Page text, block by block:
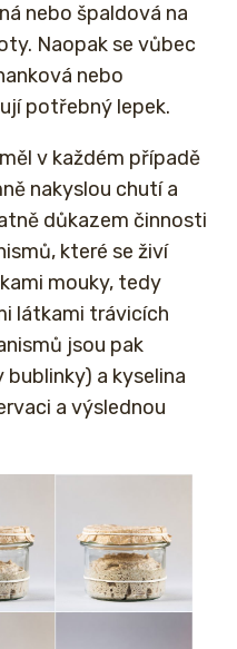
nebo špaldová na
Naopak se vůbec
nebo
potřebný lepek.
v každém případě
nakyslou chutí a
důkazem činnosti
které se živí
mouky, tedy
látkami trávicích
jsou pak
a kyselina
a výslednou